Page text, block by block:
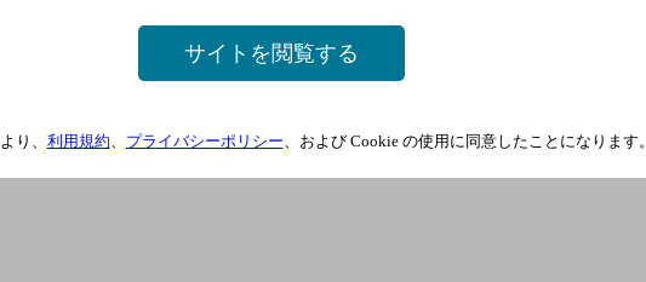
サイトを閲覧する
り、 利用規約、 プライバシーポリシー、および Cookie の使用に同意したことになります。